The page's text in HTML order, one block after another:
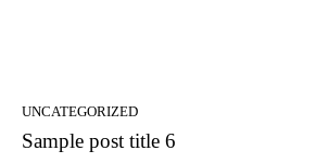
UNCATEGORIZED
Sample post title 6